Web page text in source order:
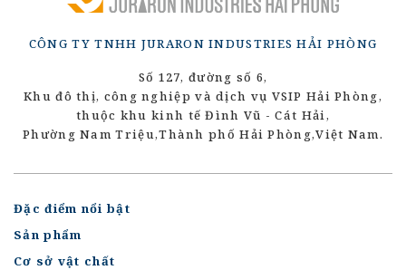
CÔNG TY TNHH JURARON INDUSTRIES HẢI PHÒNG
Số 127, đường số 6,
Khu đô thị, công nghiệp và dịch vụ VSIP Hải Phòng,
thuộc khu kinh tế Đình Vũ - Cát Hải,
Phường Nam Triệu,Thành phố Hải Phòng,Việt Nam.
Đặc điểm nổi bật
Sản phẩm
Cơ sở vật chất